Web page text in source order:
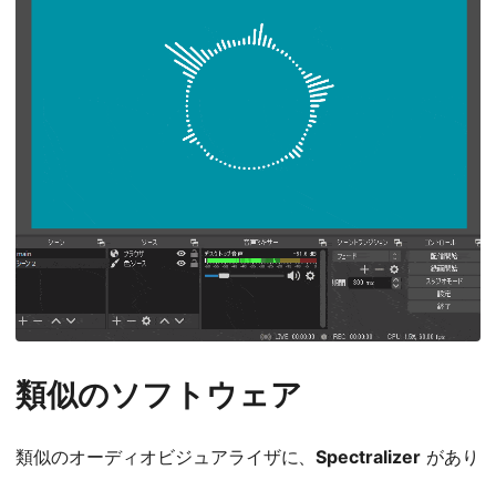
類似のソフトウェア
類似のオーディオビジュアライザに、Spectralizer があり